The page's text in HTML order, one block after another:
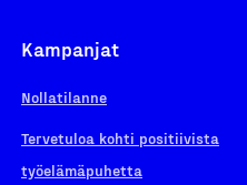
Kampanjat
Nollatilanne
Tervetuloa kohti positiivista
työelämäpuhetta